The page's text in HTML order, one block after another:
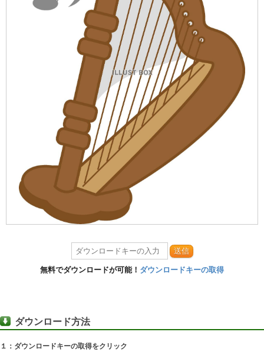
送信
無料でダウンロードが可能！ ダウンロードキーの取得
ダウンロード方法
１：ダウンロードキーの取得をクリック